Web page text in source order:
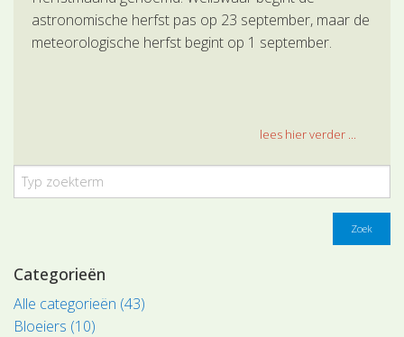
astronomische herfst pas op 23 september, maar de
meteorologische herfst begint op 1 september.
lees hier verder ...
Zoek
Categorieën
Alle categorieën (43)
Bloeiers (10)